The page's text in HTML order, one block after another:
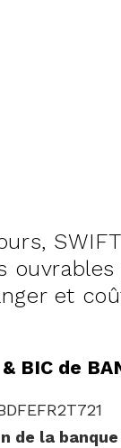
et
BIC de
de la banque